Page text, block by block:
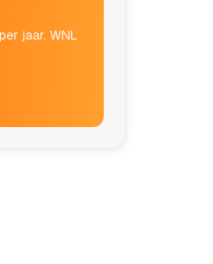
jaar. WNL